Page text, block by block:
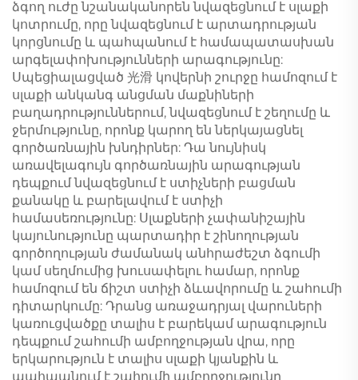
ձգող ուժը նշանականորեն նվազեցնում է սլաքի
կոտրումը, որը նվազեցնում է արտադրության
կորցնումը և պահպանում է համապատասխան
արգելափոխությունների արագությունը:
Սպեցիալացված 光滑 կովերնի շուրջը համոզում է
սլաքի անկանգ անցման մաքնիների
բաղադրություններում, նվազեցնում է շեղումը և
ջերմությունը, որոնք կարող են ներկայացնել
գործառնային խնդիրներ: Դա նույնիսկ
առավելագույն գործառնային արագության
դեպքում նվազեցնում է ստիչների բացման
քանակը և բարելավում է ստիչի
համասեռությունը: Սլաքների չափանիշային
կայունությունը պարտադիր է շինողության
գործողության ժամանակ անհրաժեշտ ձգումի
կամ սեղմումից խուսափելու համար, որոնք
համոզում են ճիշտ ստիչի ձևավորումը և շահումի
դիտարկումը: Դրանց առաջադրյալ վարուների
կառուցվածքը տալիս է բարեկամ արագություն
դեպքում շահումի ամբողջության վրա, որը
երկարություն է տալիս սլաքի կյանքին և
պահպանում է շահումի ամբողջությունը